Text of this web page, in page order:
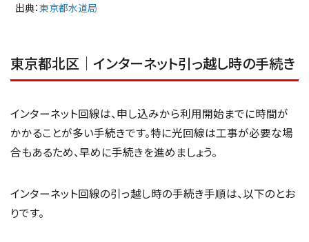
出典：東京都水道局
東京都北区｜インターネット引っ越し時の手続き
インターネット回線は、申し込みから利用開始までに時間が
かかることが多い手続きです。特に光回線は工事が必要な場
合もあるため、早めに手続きを進めましょう。
インターネット回線の引っ越し時の手続き手順は、以下のとお
りです。